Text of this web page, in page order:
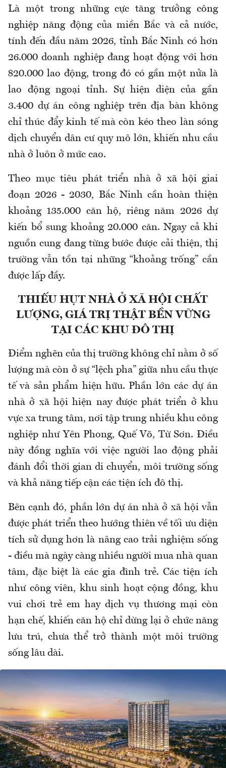
Là một trong những cực tăng trưởng công
nghiệp năng động của miền Bắc và cả nước,
tính đến đầu năm 2026, tỉnh Bắc Ninh có hơn
26.000 doanh nghiệp đang hoạt động với hơn
820.000 lao động, trong đó có gần một nửa là
lao động ngoại tỉnh. Sự hiện diện của gần
3.400 dự án công nghiệp trên địa bàn không
chỉ thúc đẩy kinh tế mà còn kéo theo làn sóng
dịch chuyển dân cư quy mô lớn, khiến nhu cầu
nhà ở luôn ở mức cao.
Theo mục tiêu phát triển nhà ở xã hội giai
đoạn 2026 - 2030, Bắc Ninh cần hoàn thiện
khoảng 135.000 căn hộ, riêng năm 2026 dự
kiến bổ sung khoảng 20.000 căn. Ngay cả khi
nguồn cung đang từng bước được cải thiện, thị
trường vẫn tồn tại những “khoảng trống” cần
được lấp đầy.
THIẾU HỤT NHÀ Ở XÃ HỘI CHẤT
LƯỢNG, GIÁ TRỊ THẬT BỀN VỮNG
TẠI CÁC KHU ĐÔ THỊ
Điểm nghẽn của thị trường không chỉ nằm ở số
lượng mà còn ở sự “lệch pha” giữa nhu cầu thực
tế và sản phẩm hiện hữu. Phần lớn các dự án
nhà ở xã hội hiện nay được phát triển ở khu
vực xa trung tâm, nơi tập trung nhiều khu công
nghiệp như Yên Phong, Quế Võ, Từ Sơn. Điều
này đồng nghĩa với việc người lao động phải
đánh đổi thời gian di chuyển, môi trường sống
và khả năng tiếp cận các tiện ích đô thị.
Bên cạnh đó, phần lớn dự án nhà ở xã hội vẫn
được phát triển theo hướng thiên về tối ưu diện
tích sử dụng hơn là nâng cao trải nghiệm sống
- điều mà ngày càng nhiều người mua nhà quan
tâm, đặc biệt là các gia đình trẻ. Các tiện ích
như công viên, khu sinh hoạt cộng đồng, khu
vui chơi trẻ em hay dịch vụ thương mại còn
hạn chế, khiến căn hộ chỉ dừng lại ở chức năng
lưu trú, chưa thể trở thành một môi trường
sống lâu dài.